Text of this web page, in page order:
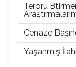
Terörü
Cenaze
Yaşanmış